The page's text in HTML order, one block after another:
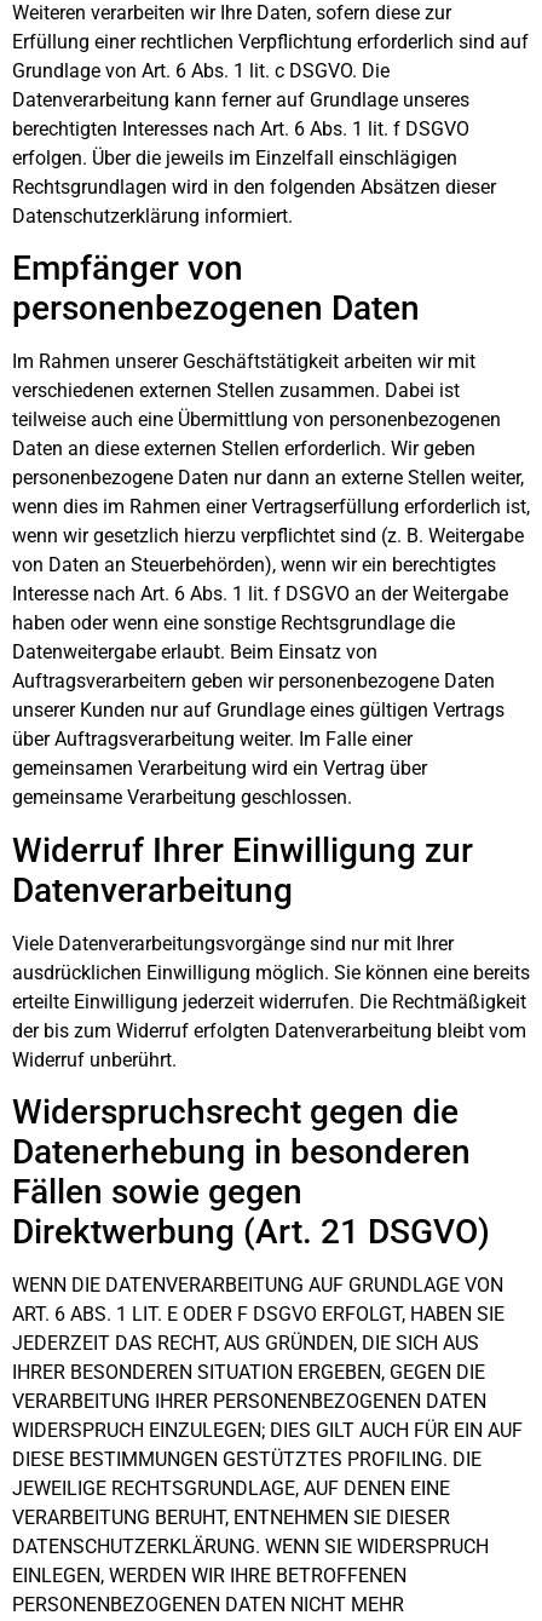
Weiteren verarbeiten wir Ihre Daten, sofern diese zur
Erfüllung einer rechtlichen Verpflichtung erforderlich sind auf
Grundlage von Art. 6 Abs. 1 lit. c DSGVO. Die
Datenverarbeitung kann ferner auf Grundlage unseres
berechtigten Interesses nach Art. 6 Abs. 1 lit. f DSGVO
erfolgen. Über die jeweils im Einzelfall einschlägigen
Rechtsgrundlagen wird in den folgenden Absätzen dieser
Datenschutzerklärung informiert.
Empfänger von
personenbezogenen Daten
Im Rahmen unserer Geschäftstätigkeit arbeiten wir mit
verschiedenen externen Stellen zusammen. Dabei ist
teilweise auch eine Übermittlung von personenbezogenen
Daten an diese externen Stellen erforderlich. Wir geben
personenbezogene Daten nur dann an externe Stellen weiter,
wenn dies im Rahmen einer Vertragserfüllung erforderlich ist,
wenn wir gesetzlich hierzu verpflichtet sind (z. B. Weitergabe
von Daten an Steuerbehörden), wenn wir ein berechtigtes
Interesse nach Art. 6 Abs. 1 lit. f DSGVO an der Weitergabe
haben oder wenn eine sonstige Rechtsgrundlage die
Datenweitergabe erlaubt. Beim Einsatz von
Auftragsverarbeitern geben wir personenbezogene Daten
unserer Kunden nur auf Grundlage eines gültigen Vertrags
über Auftragsverarbeitung weiter. Im Falle einer
gemeinsamen Verarbeitung wird ein Vertrag über
gemeinsame Verarbeitung geschlossen.
Widerruf Ihrer Einwilligung zur
Datenverarbeitung
Viele Datenverarbeitungsvorgänge sind nur mit Ihrer
ausdrücklichen Einwilligung möglich. Sie können eine bereits
erteilte Einwilligung jederzeit widerrufen. Die Rechtmäßigkeit
der bis zum Widerruf erfolgten Datenverarbeitung bleibt vom
Widerruf unberührt.
Widerspruchsrecht gegen die
Datenerhebung in besonderen
Fällen sowie gegen
Direktwerbung (Art. 21 DSGVO)
WENN DIE DATENVERARBEITUNG AUF GRUNDLAGE VON
ART. 6 ABS. 1 LIT. E ODER F DSGVO ERFOLGT, HABEN SIE
JEDERZEIT DAS RECHT, AUS GRÜNDEN, DIE SICH AUS
IHRER BESONDEREN SITUATION ERGEBEN, GEGEN DIE
VERARBEITUNG IHRER PERSONENBEZOGENEN DATEN
WIDERSPRUCH EINZULEGEN; DIES GILT AUCH FÜR EIN AUF
DIESE BESTIMMUNGEN GESTÜTZTES PROFILING. DIE
JEWEILIGE RECHTSGRUNDLAGE, AUF DENEN EINE
VERARBEITUNG BERUHT, ENTNEHMEN SIE DIESER
DATENSCHUTZERKLÄRUNG. WENN SIE WIDERSPRUCH
EINLEGEN, WERDEN WIR IHRE BETROFFENEN
PERSONENBEZOGENEN DATEN NICHT MEHR